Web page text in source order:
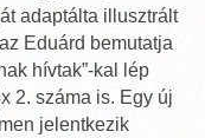
adaptálta illusztrált
Eduárd bemutatja
hívtak”-kal lép
2. száma is. Egy új
jelentkezik